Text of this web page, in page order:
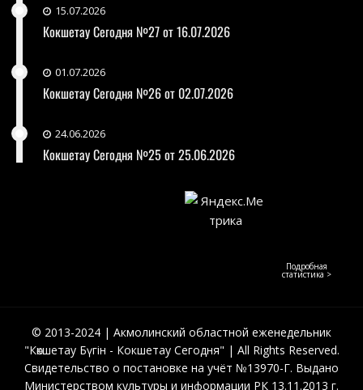
15.07.2026
Кокшетау Сегодня №27 от 16.07.2026
01.07.2026
Кокшетау Сегодня №26 от 02.07.2026
24.06.2026
Кокшетау Сегодня №25 от 25.06.2026
Подробная
статистика >
© 2013-2024 | Акмолинский областной еженедельник
"Көкшетау Бүгін - Кокшетау Сегодня" | All Rights Reserved.
Свидетельство о постановке на учёт №13970-Г. Выдано
Министерством культуры и информации РК 13.11.2013 г.